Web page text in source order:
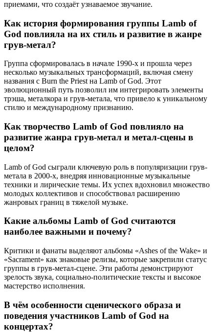
приемами, что создаёт узнаваемое звучание.
Как история формирования группы Lamb of
God повлияла на их стиль и развитие в жанре
грув-метал?
Группа сформировалась в начале 1990-х и прошла через
несколько музыкальных трансформаций, включая смену
названия с Burn the Priest на Lamb of God. Этот
эволюционный путь позволил им интегрировать элементы
трэша, металкора и грув-метала, что привело к уникальному
стилю и международному признанию.
Как творчество Lamb of God повлияло на
развитие жанра грув-метал и метал-сцены в
целом?
Lamb of God сыграли ключевую роль в популяризации грув-
метала в 2000-х, внедряя инновационные музыкальные
техники и лирические темы. Их успех вдохновил множество
молодых коллективов и способствовал расширению
жанровых границ в тяжелой музыке.
Какие альбомы Lamb of God считаются
наиболее важными и почему?
Критики и фанаты выделяют альбомы «Ashes of the Wake» и
«Sacrament» как знаковые релизы, которые закрепили статус
группы в грув-метал-сцене. Эти работы демонстрируют
зрелость звука, социально-политические тексты и высокое
мастерство исполнения.
В чём особенности сценического образа и
поведения участников Lamb of God на
концертах?